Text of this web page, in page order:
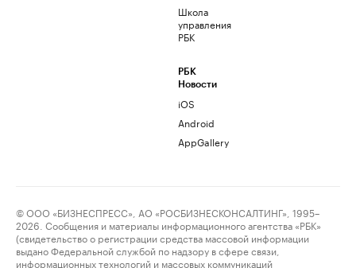
Школа
управления
РБК
РБК
Новости
iOS
Android
AppGallery
© ООО «БИЗНЕСПРЕСС», АО «РОСБИЗНЕСКОНСАЛТИНГ», 1995–
2026. Сообщения и материалы информационного агентства «РБК»
(свидетельство о регистрации средства массовой информации
выдано Федеральной службой по надзору в сфере связи,
информационных технологий и массовых коммуникаций